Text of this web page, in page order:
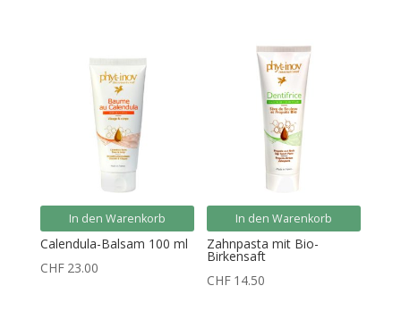
In den Warenkorb
Calendula-Balsam 100 ml
CHF 23.00
In den Warenkorb
Zahnpasta mit Bio-
Birkensaft
CHF 14.50